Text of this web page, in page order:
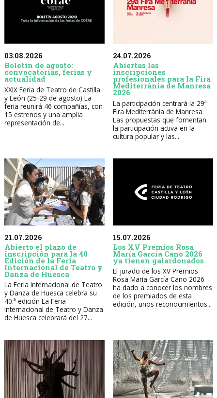
03.08.2026
Boletín de agosto:
convocatorias, ferias y
actualidad
XXIX Feria de Teatro de Castilla
y León (25-29 de agosto) La
feria reunirá 46 compañías, con
15 estrenos y una amplia
representación de...
24.07.2026
Abiertas las
inscripciones
profesionales para la Fira
Mediterrània de Manresa
2026
La participación centrará la 29ª
Fira Mediterrània de Manresa
Las propuestas que fomentan
la participación activa en la
cultura popular y las...
21.07.2026
Abierto el plazo de
inscripción para la 40
Edición de la Feria
Internacional de Teatro y
Danza de Huesca
La Feria Internacional de Teatro
y Danza de Huesca celebra su
40.ª edición La Feria
Internacional de Teatro y Danza
de Huesca celebrará del 27...
15.07.2026
Los XV Premios Rosa
María García Cano 2026
ya tienen galardonados
El jurado de los XV Premios
Rosa María García Cano 2026
ha dado a conocer los nombres
de los premiados de esta
edición, unos reconocimientos...